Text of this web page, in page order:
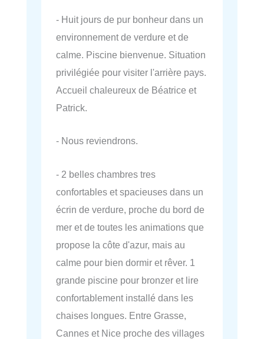
- Huit jours de pur bonheur dans un
environnement de verdure et de
calme. Piscine bienvenue. Situation
privilégiée pour visiter l'arrière pays.
Accueil chaleureux de Béatrice et
Patrick.
- Nous reviendrons.
- 2 belles chambres tres
confortables et spacieuses dans un
écrin de verdure, proche du bord de
mer et de toutes les animations que
propose la côte d'azur, mais au
calme pour bien dormir et rêver. 1
grande piscine pour bronzer et lire
confortablement installé dans les
chaises longues. Entre Grasse,
Cannes et Nice proche des villages